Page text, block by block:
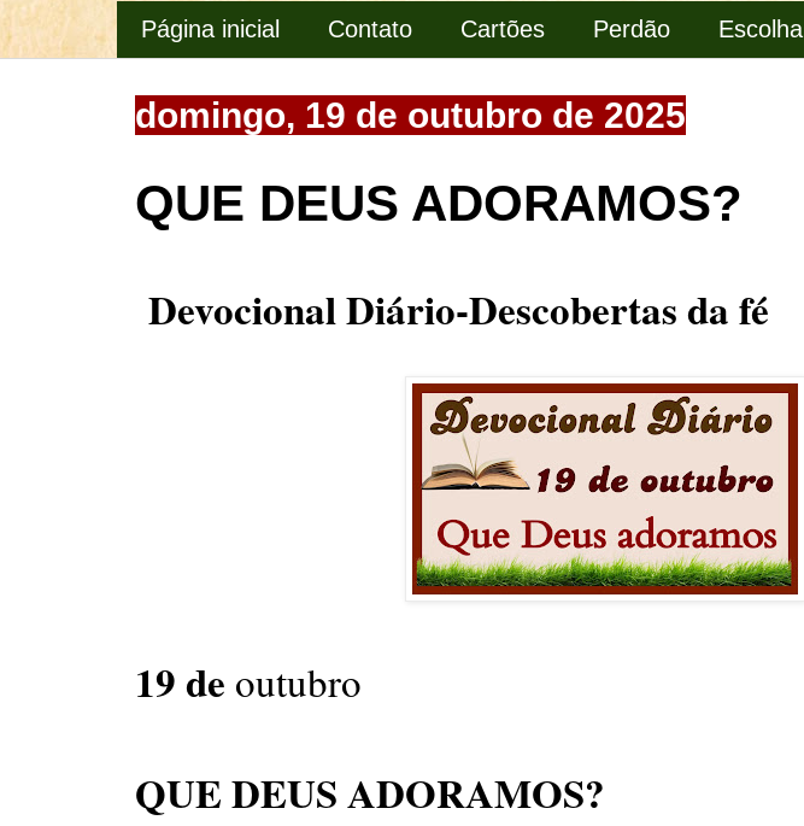
Página inicial Contato Cartões Perdão Escolha
domingo, 19 de outubro de 2025
QUE DEUS ADORAMOS?
Devocional Diário-Descobertas da fé
19 de outubro
QUE DEUS ADORAMOS?